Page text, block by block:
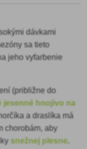
dávkami
sa tieto
jeho vyfarbenie
(približne do
jesenné hnojivo na
a draslíka má
chorobám, aby
snežnej plesne.